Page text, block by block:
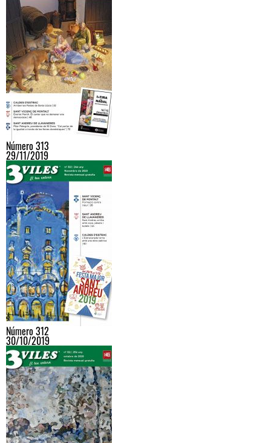
Número 313
29/11/2019
Número 312
30/10/2019